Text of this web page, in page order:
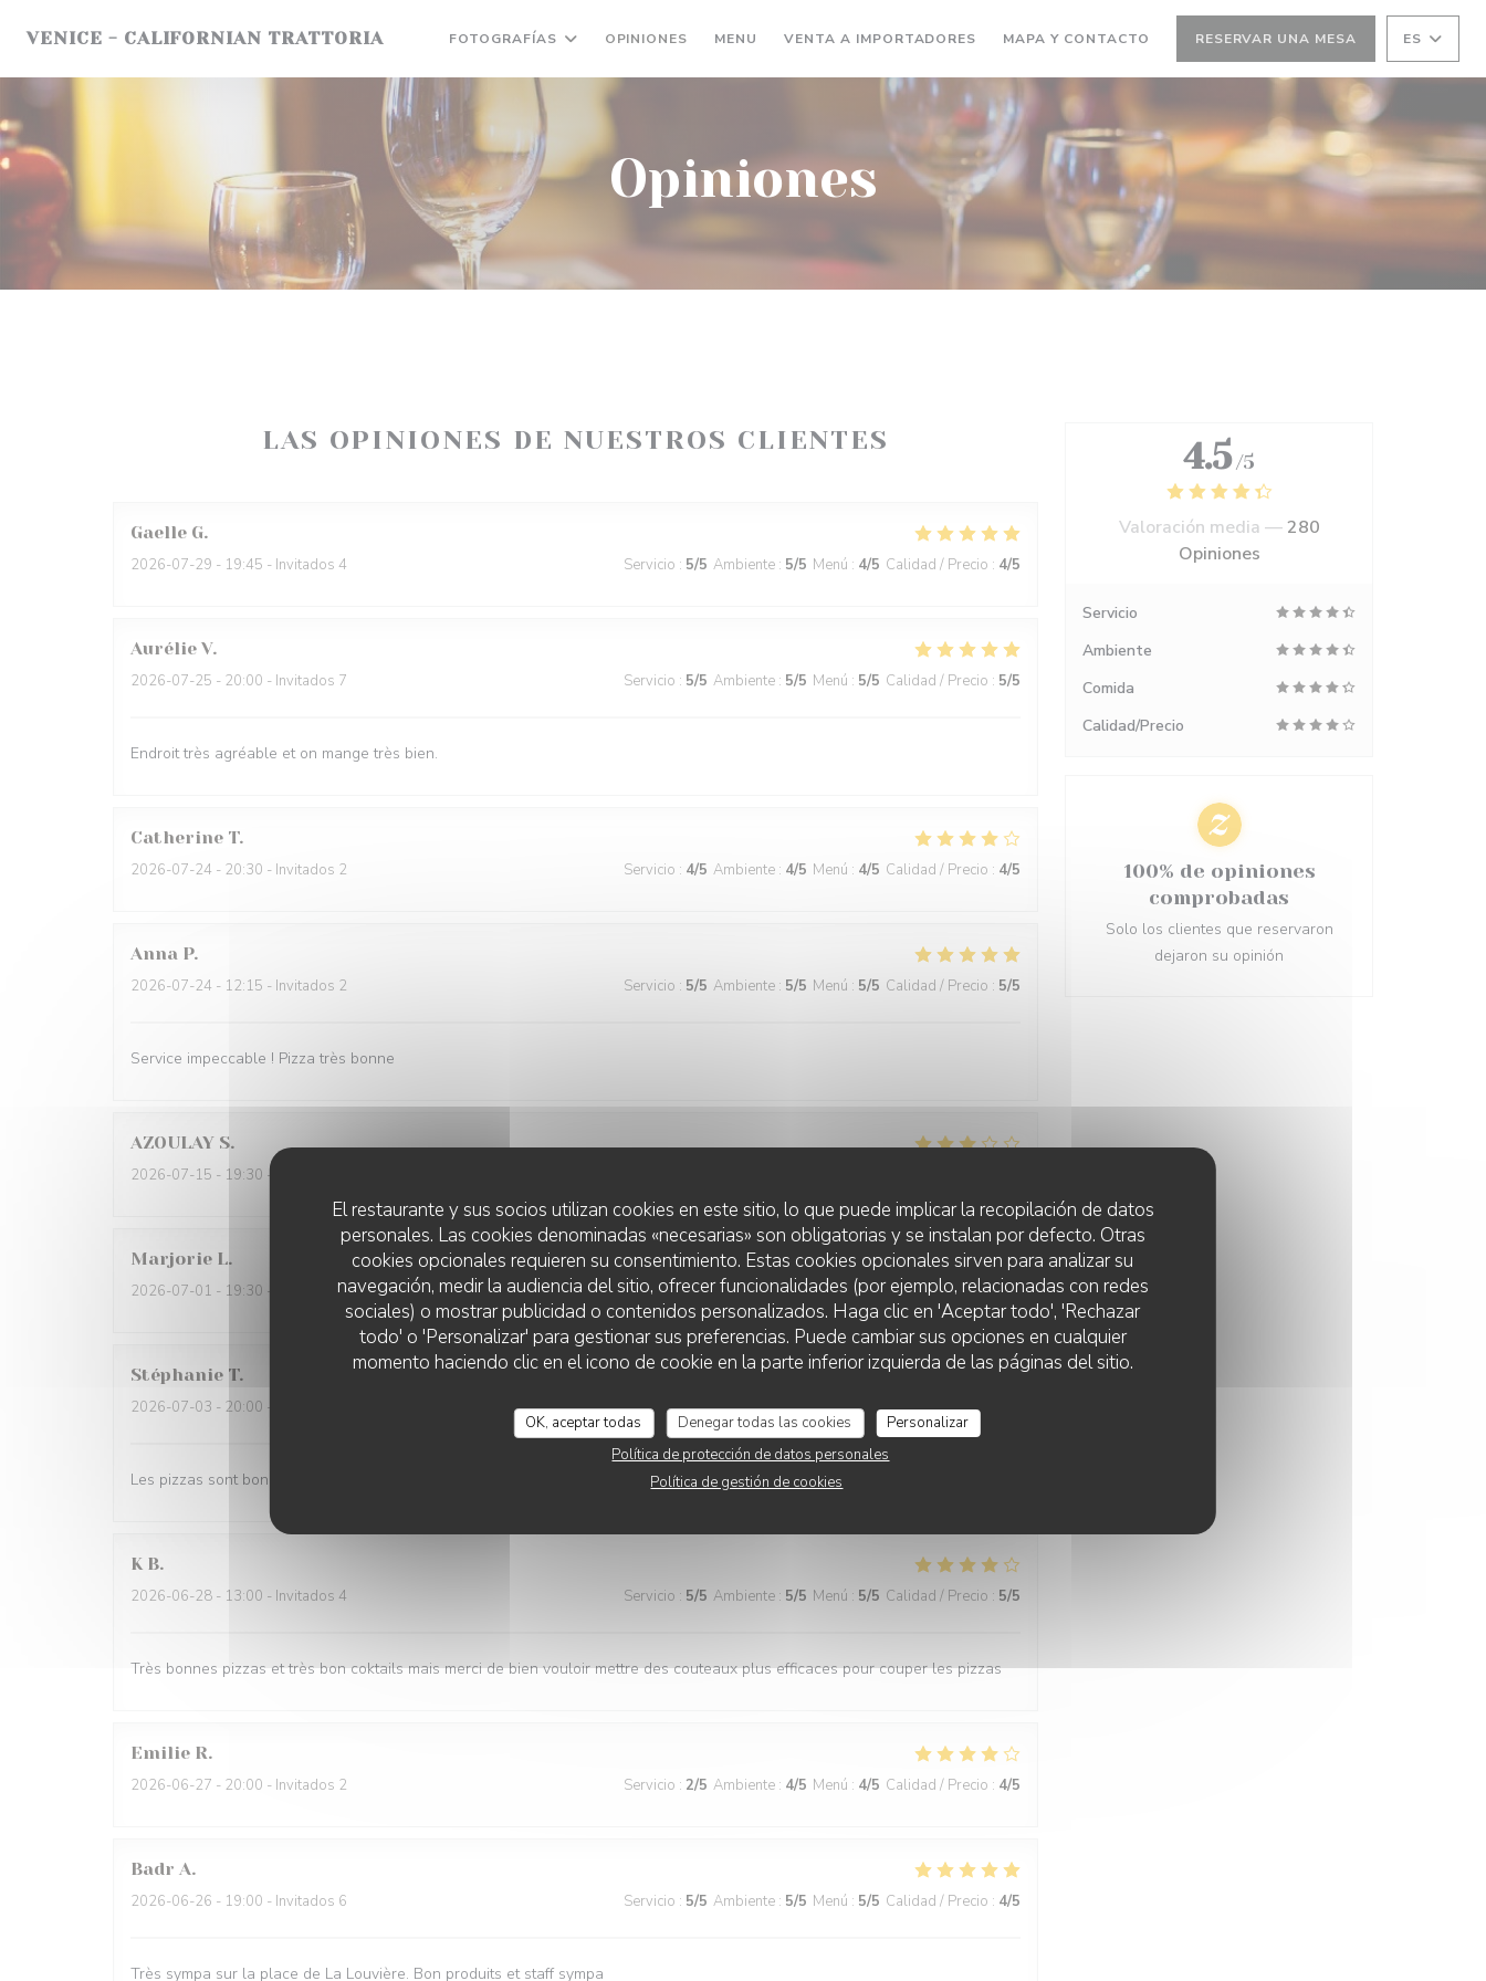
El restaurante y sus socios utilizan cookies en este sitio, lo que puede implicar la recopilación de datos
personales. Las cookies denominadas «necesarias» son obligatorias y se instalan por defecto. Otras
cookies opcionales requieren su consentimiento. Estas cookies opcionales sirven para analizar su
navegación, medir la audiencia del sitio, ofrecer funcionalidades (por ejemplo, relacionadas con redes
sociales) o mostrar publicidad o contenidos personalizados. Haga clic en 'Aceptar todo', 'Rechazar
todo' o 'Personalizar' para gestionar sus preferencias. Puede cambiar sus opciones en cualquier
momento haciendo clic en el icono de cookie en la parte inferior izquierda de las páginas del sitio.
OK, aceptar todas Denegar todas las cookies
Personalizar
Política de protección de datos personales
Política de gestión de cookies
VENICE - CALIFORNIAN TRATTORIA FOTOGRAFÍAS OPINIONES MENU ((ABRE EN UNA NUEVA VENTANA))
VENTA A IMPORTADORES ((ABRE EN UNA NUEVA VENTANA))
MAPA Y CONTACTO RESERVAR UNA MESA ES
Opiniones
LAS OPINIONES DE NUESTROS CLIENTES
Gaelle G
2026-07-29 - 19:45 - Invitados 4 Servicio : 5/5 Ambiente : 5/5 Menú : 4/5 Calidad / Precio : 4/5
Aurélie V
2026-07-25 - 20:00 - Invitados 7 Servicio : 5/5 Ambiente : 5/5 Menú : 5/5 Calidad / Precio : 5/5
Endroit très agréable et on mange très bien.
Catherine T
2026-07-24 - 20:30 - Invitados 2 Servicio : 4/5 Ambiente : 4/5 Menú : 4/5 Calidad / Precio : 4/5
Anna P
2026-07-24 - 12:15 - Invitados 2 Servicio : 5/5 Ambiente : 5/5 Menú : 5/5 Calidad / Precio : 5/5
Service impeccable ! Pizza très bonne
AZOULAY S
2026-07-15 - 19:30 - Invitados 5
Marjorie L
2026-07-01 - 19:30 - Invitados 10 Servicio : 5/5 Ambiente:5/5 Menú 5/5 Calidad / Precio:5/5
Stéphanie T
2026-07-03 - 20:00 - Invitados 2 Servicio:4/5 Ambiente:4/5 Menú:4 /5 Calidad / Precio
Les pizzas sont bonnes. En revanche les couteaux ne coupent pas il faudrait peut être en acheter des plus .
K B
2026-06-28 - 13:00 - Invitados 4 Servicio : 5/5 Ambiente : 5/5 Menú : 5/5 Calidad / Precio : 5/5
Très bonnes pizzas et très bon coktails mais merci de bien vouloir mettre des couteaux plus efficaces pour couper les pizzas
Emilie R
2026-06-27 - 20:00 - Invitados 2 Servicio : 2/5 Ambiente : 4/5 Menú : 4/5 Calidad / Precio : 4/5
Badr A
2026-06-26 - 19:00 - Invitados 6 Servicio : 5/5 Ambiente : 5/5 Menú : 5/5 Calidad / Precio : 4/5
Très sympa sur la place de La Louvière. Bon produits et staff sympa
4.5 /5
Valoración media —280
Opiniones
Servicio
Ambiente
Comida
Calidad/Precio
100% de opiniones
comprobadas
Solo los clientes que reservaron
dejaron su opinión
VENICE - CALIFORNIAN TRATTORIA